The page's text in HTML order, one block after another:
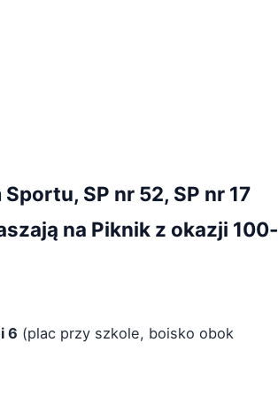
SP nr 52, SP nr 17
na Piknik z okazji 100-
6 (plac przy szkole, boisko obok